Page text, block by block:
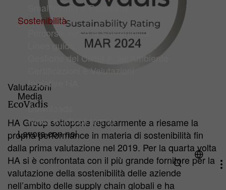
Smaltimento e Recupero
Sostenibilità
Percorso Verso la Sostenibilità
Linee guida
Gestione del Clima e dell'Ambiente
Certificazioni e Valutazioni
Iniziative HA
Media
Downloads
News e articoli tecnici
Lavora con noi
Valutazioni
EcoVadis
HA Group sottopone regolarmente a riesame la
propria performance in materia di sostenibilità fin
dalla prima valutazione nel 2019. Per la quarta volta
HA si è confrontata con il più grande fornitore per la
valutazione della sostenibilità delle aziende
nell’ambito delle supply chain globali e ha